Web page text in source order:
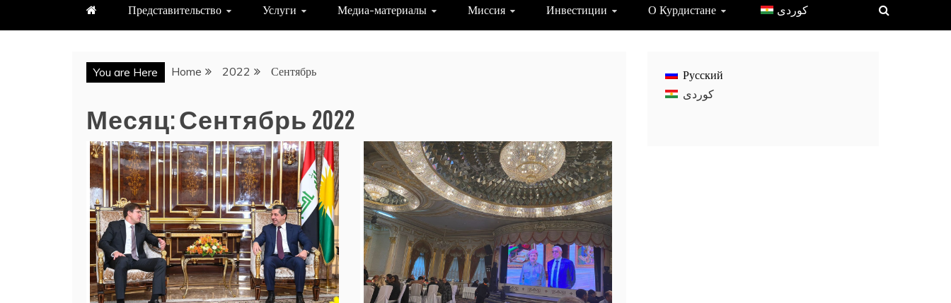
Представительство Услуги Медиа-материалы Миссия Инвестиции О Курдистане
You are Here Home 2022 Сентябрь
Месяц:Сентябрь 2022
Русский